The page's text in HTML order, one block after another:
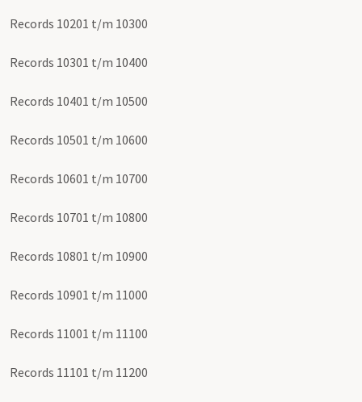
Records 10201 t/m 10300
Records 10301 t/m 10400
Records 10401 t/m 10500
Records 10501 t/m 10600
Records 10601 t/m 10700
Records 10701 t/m 10800
Records 10801 t/m 10900
Records 10901 t/m 11000
Records 11001 t/m 11100
Records 11101 t/m 11200